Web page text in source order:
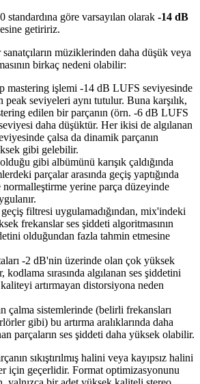
standardına göre varsayılan olarak -14 dB
getiririz.
müziklerinden daha düşük veya
birkaç nedeni olabilir:
mastering işlemi -14 dB LUFS seviyesinde
peak seviyeleri aynı tutulur. Buna karşılık,
edilen bir parçanın (örn. -6 dB LUFS
daha düşüktür. Her ikisi de algılanan
çalsa da dinamik parçanın
gibi gelebilir.
gibi albümünü karışık çaldığında
parçalar arasında geçiş yaptığında
yerine parça düzeyinde
filtresi uygulamadığından, mix'indeki
frekanslar ses şiddeti algoritmasının
olduğundan fazla tahmin etmesine
-2 dB'nin üzerinde olan çok yüksek
kodlama sırasında algılanan ses şiddetini
artırmayan distorsiyona neden
çalma sistemlerinde (belirli frekansları
gibi) bu artırma aralıklarında daha
parçaların ses şiddeti daha yüksek olabilir.
sıkıştırılmış halini veya kayıpsız halini
için geçerlidir. Format optimizasyonunu